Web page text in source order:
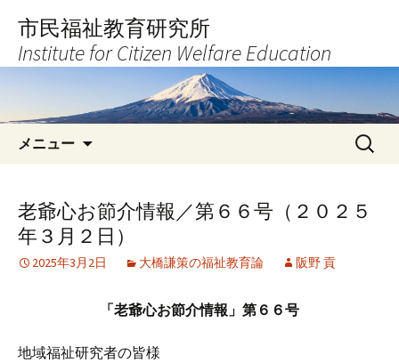
へ
キ
市民福祉教育研究所
Institute for Citizen Welfare Education
メニュー
検
索:
老爺心お節介情報／第６６号（２０２５
年３月２日）
2025年3月2日 大橋謙策の福祉教育論 阪野 貢
「老爺心お節介情報」第６６号
地域福祉研究者の皆様